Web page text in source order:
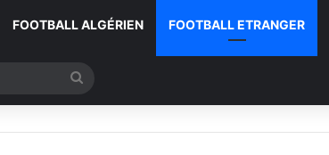
FOOTBALL ALGÉRIEN FOOTBALL ETRANGER